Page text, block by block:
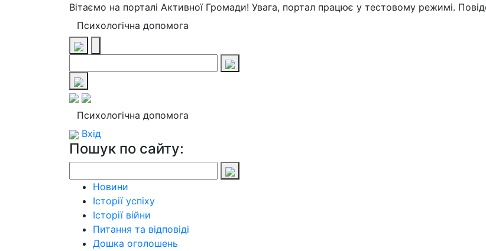
Вітаємо на порталі Активної Громади! Увага, портал працює у тестовому режимі.
Психологічна допомога
Психологічна допомога
Вхід
Пошук по сайту:
Новини
Історії успіху
Історії війни
Питання та відповіді
Дошка оголошень